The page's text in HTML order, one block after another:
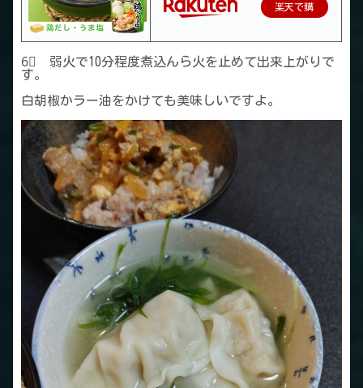
楽天で購
6⃣ 弱火で10分程度煮込んら火を止めて出来上がりで
す。
白胡椒かラー油をかけても美味しいですよ。